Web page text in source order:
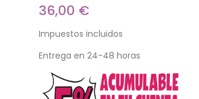
36,00 €
Impuestos incluidos
Entrega en 24-48 horas